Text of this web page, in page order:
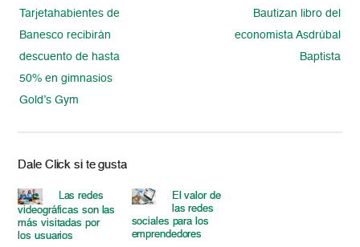
Tarjetahabientes de
Banesco recibirán
descuento de hasta
50% en gimnasios
Gold’s Gym
Bautizan libro del
economista Asdrúbal
Baptista
Dale Click si te gusta
Las redes
videográficas son las
más visitadas por
los usuarios
El valor de
las redes
sociales para los
emprendedores